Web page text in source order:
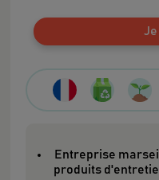
Entreprise
produits